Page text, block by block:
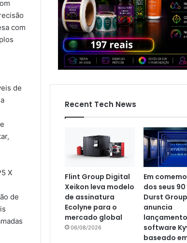
com
de
X
de
Recent Tech News
Flint Group Digital
Xeikon leva modelo
de assinatura
Ecolyne para o
mercado global
06/08/2026
Em
dos seus
Durst Group
anuncia
software
baseado